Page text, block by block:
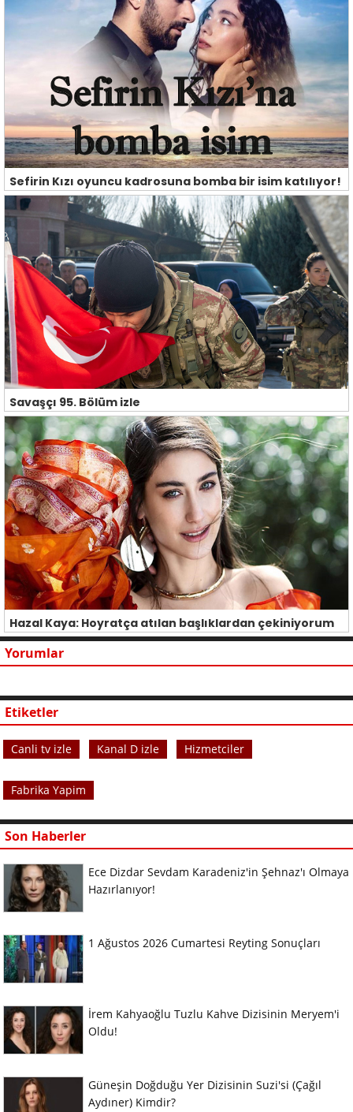
Sefirin Kızı oyuncu kadrosuna bomba bir isim katılıyor!
Savaşçı 95. Bölüm izle
Hazal Kaya: Hoyratça atılan başlıklardan çekiniyorum
Yorumlar
Etiketler
Canli tv izle Kanal D izle Hizmetciler
Fabrika Yapim
Son Haberler
Ece Dizdar Sevdam Karadeniz'in Şehnaz'ı Olmaya
Hazırlanıyor!
1 Ağustos 2026 Cumartesi Reyting Sonuçları
İrem Kahyaoğlu Tuzlu Kahve Dizisinin Meryem'i
Oldu!
Güneşin Doğduğu Yer Dizisinin Suzi'si (Çağıl
Aydıner) Kimdir?